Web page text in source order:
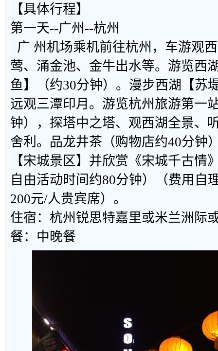
【具体行程】
第一天--广州--杭州
广 州机场乘机前往杭州，车游观
莺、涌金池、金牛出水等。游览西
鱼】（约30分钟）。漫步西湖【苏
远观三潭印月。游览杭州旅游第一
钟），探塔中之塔、观西湖全景、
舍利。品龙井茶（购物店约40分钟
【宋城景区】并欣赏《宋城千古情
自由活动时间约80分钟）（费用自
200元/人贵宾席）。
住宿：杭州锐思特嘉里或米兰洲际
餐：中晚餐